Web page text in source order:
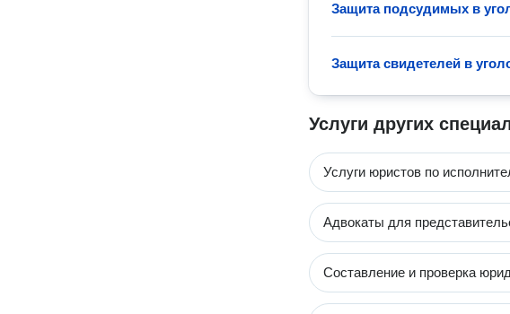
Защита подсудимых в
Защита свидетелей в
Услуги других
Услуги юристов по
Адвокаты для
Составление и проверка